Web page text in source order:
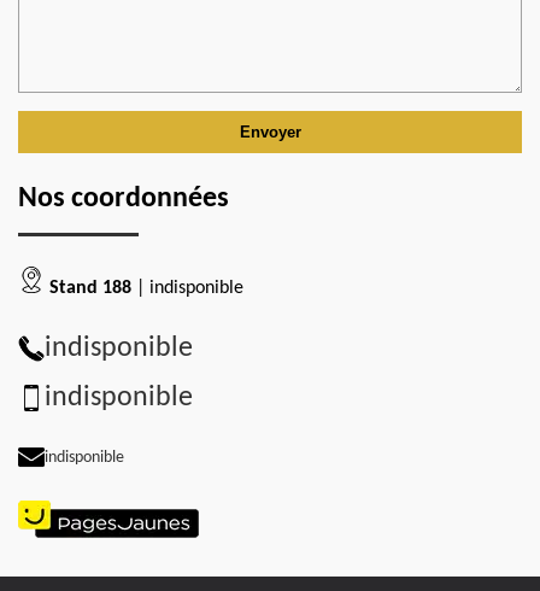
Nos coordonnées
Stand 188 | indisponible
indisponible
indisponible
indisponible